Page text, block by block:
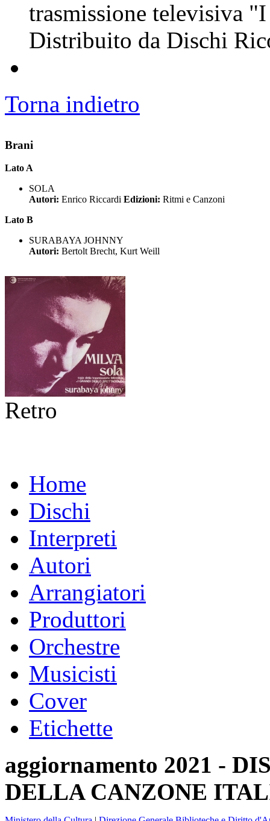
trasmissione televisiva
Distribuito da Dischi
Torna indietro
Brani
Lato A
SOLA
Autori: Enrico Riccardi Edizioni: Ritmi e Canzoni
Lato B
SURABAYA JOHNNY
Autori: Bertolt Brecht, Kurt Weill
Retro
Home
Dischi
Interpreti
Autori
Arrangiatori
Produttori
Orchestre
Musicisti
Cover
Etichette
aggiornamento 2021 -
DELLA CANZONE